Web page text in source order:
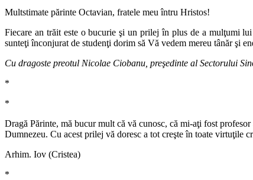
Multstimate părinte Octavian, fratele meu întru Hristos!
Fiecare an trăit este o bucurie şi un prilej în plus de a mulţumi
sunteţi înconjurat de studenţi dorim să Vă vedem mereu tânăr şi
Cu dragoste preotul Nicolae Ciobanu, preşedinte al Sectorului
*
*
Dragă Părinte, mă bucur mult că vă cunosc, că mi-aţi fost
Dumnezeu. Cu acest prilej vă doresc a tot creşte în toate virtuţile
Arhim. Iov (Cristea)
*